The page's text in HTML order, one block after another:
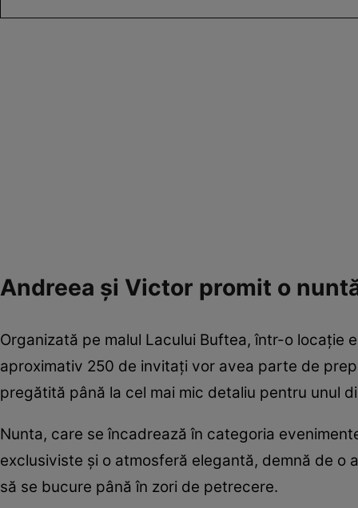
Andreea și Victor promit o
Organizată pe malul Lacului Buftea, într-o locație
aproximativ 250 de invitați vor avea parte de
pregătită până la cel mai mic detaliu pentru unul
Nunta, care se încadrează în categoria
exclusiviste și o atmosferă elegantă, demnă de
să se bucure până în zori de petrecere.